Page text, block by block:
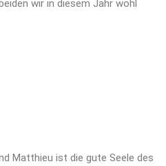
wir in diesem Jahr wohl
Matthieu ist die gute Seele des